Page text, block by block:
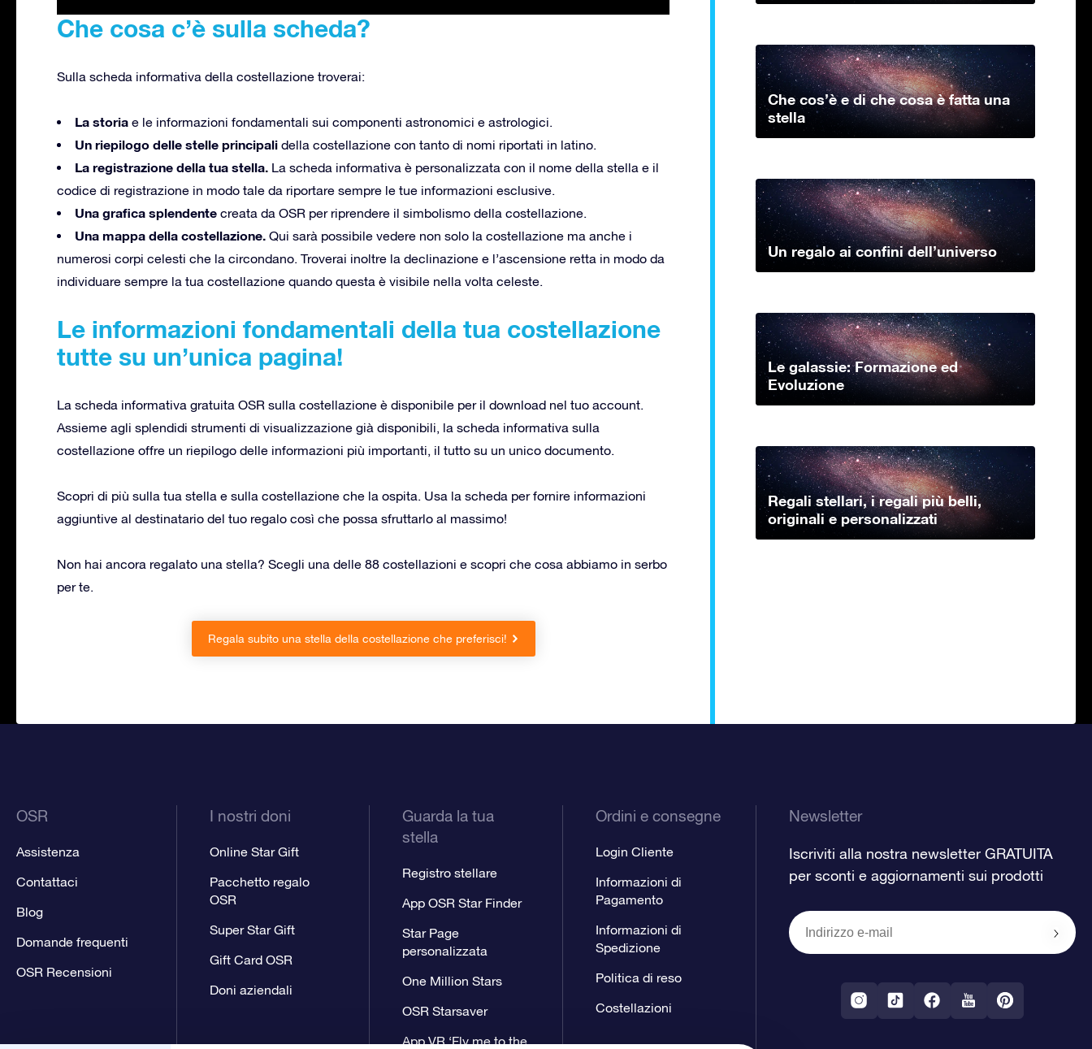
Che cosa c’è sulla scheda?
Sulla scheda informativa della costellazione troverai:
La storia e le informazioni fondamentali sui componenti astronomici e astrologici.
Un riepilogo delle stelle principali della costellazione con tanto di nomi riportati in latino.
La registrazione della tua stella. La scheda informativa è personalizzata con il nome della stella e il
codice di registrazione in modo tale da riportare sempre le tue informazioni esclusive.
Una grafica splendente creata da OSR per riprendere il simbolismo della costellazione.
Una mappa della costellazione. Qui sarà possibile vedere non solo la costellazione ma anche i
numerosi corpi celesti che la circondano. Troverai inoltre la declinazione e l’ascensione retta in modo da
individuare sempre la tua costellazione quando questa è visibile nella volta celeste.
Le informazioni fondamentali della tua costellazione
tutte su un’unica pagina!
La scheda informativa gratuita OSR sulla costellazione è disponibile per il download nel tuo account.
Assieme agli splendidi strumenti di visualizzazione già disponibili, la scheda informativa sulla
costellazione offre un riepilogo delle informazioni più importanti, il tutto su un unico documento.
Scopri di più sulla tua stella e sulla costellazione che la ospita. Usa la scheda per fornire informazioni
aggiuntive al destinatario del tuo regalo così che possa sfruttarlo al massimo!
Non hai ancora regalato una stella? Scegli una delle 88 costellazioni e scopri che cosa abbiamo in serbo
per te.
Regala subito una stella della costellazione che preferisci!
Che cos’è e di che cosa è fatta una
stella
Un regalo ai confini dell’universo
Le galassie: Formazione ed
Evoluzione
Regali stellari, i regali più belli,
originali e personalizzati
OSR
Assistenza
Contattaci
Blog
Domande frequenti
OSR Recensioni
I nostri doni
Online Star Gift
Pacchetto regalo
OSR
Super Star Gift
Gift Card OSR
Doni aziendali
Guarda la tua
stella
Registro stellare
App OSR Star Finder
Star Page
personalizzata
One Million Stars
OSR Starsaver
App VR ‘Fly me to the
Ordini e consegne
Login Cliente
Informazioni di
Pagamento
Informazioni di
Spedizione
Politica di reso
Costellazioni
Newsletter
Iscriviti alla nostra newsletter GRATUITA
per sconti e aggiornamenti sui prodotti